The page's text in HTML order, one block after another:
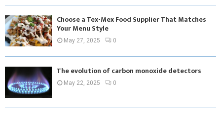
Choose a Tex-Mex Food Supplier That Matches
Your Menu Style
May 27, 2025 0
The evolution of carbon monoxide detectors
May 22, 2025 0